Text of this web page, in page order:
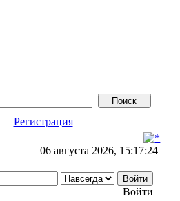
Регистрация
06 августа 2026, 15:17:24
Войти